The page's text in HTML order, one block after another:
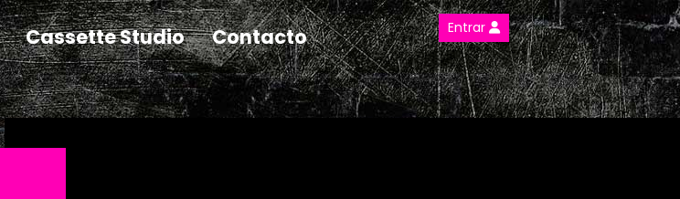
Cassette Studio Contacto Entrar